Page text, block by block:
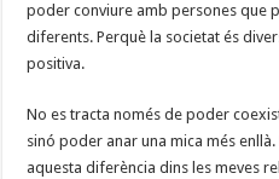
poder conviure amb persones que
diferents. Perquè la societat és
positiva.
No es tracta només de poder
sinó poder anar una mica més
aquesta diferència dins les meves